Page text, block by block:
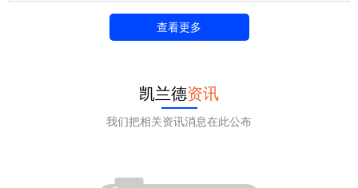
查看更多
凯兰德资讯
我们把相关资讯消息在此公布